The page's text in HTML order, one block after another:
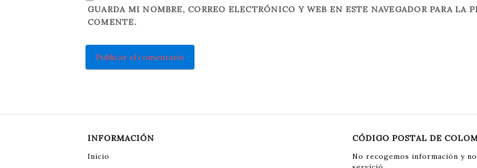
GUARDA MI NOMBRE, CORREO ELECTRÓNICO Y WEB EN ESTE NAVEGADOR PARA LA
COMENTE.
INFORMACIÓN
Inicio
CÓDIGO POSTAL DE
No recogemos información y